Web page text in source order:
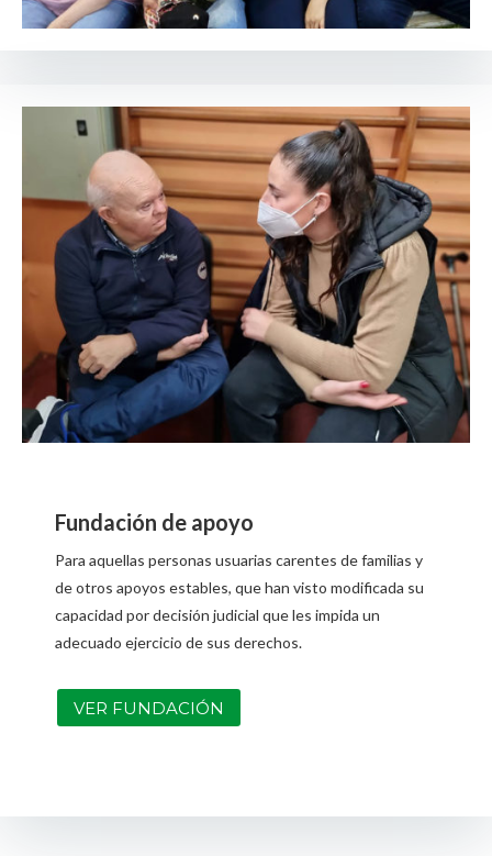
Fundación de apoyo
Para aquellas personas usuarias carentes de familias y
de otros apoyos estables, que han visto modificada su
capacidad por decisión judicial que les impida un
adecuado ejercicio de sus derechos.
VER FUNDACIÓN